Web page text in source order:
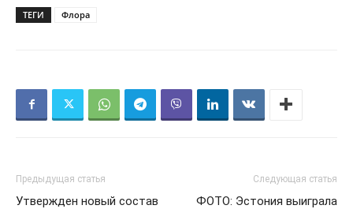
ТЕГИ Флора
Предыдущая статья
Утвержден новый состав
Следующая статья
ФОТО: Эстония выиграла